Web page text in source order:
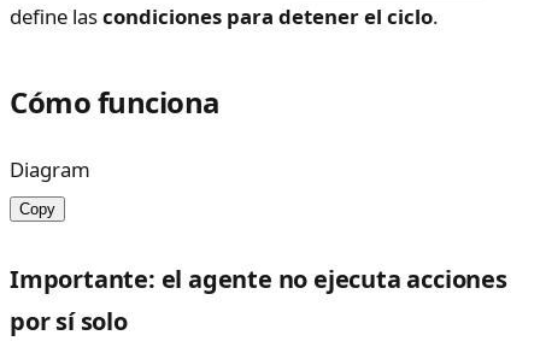
define lascondiciones para detener el ciclo.
Cómo funciona
Diagram
Copy
Importante: el agente no ejecuta acciones
por sí solo